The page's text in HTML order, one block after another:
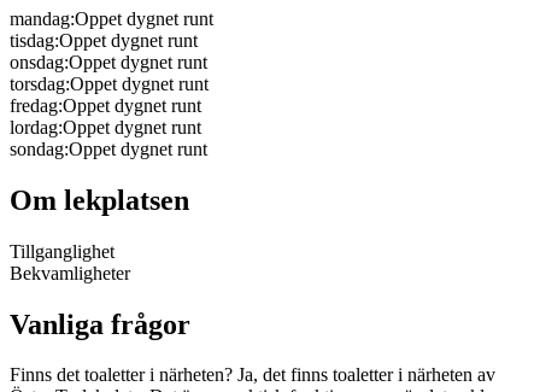
mandag:Oppet dygnet runt
tisdag:Oppet dygnet runt
onsdag:Oppet dygnet runt
torsdag:Oppet dygnet runt
fredag:Oppet dygnet runt
lordag:Oppet dygnet runt
sondag:Oppet dygnet runt
Om lekplatsen
Tillganglighet
Bekvamligheter
Vanliga frågor
Finns det toaletter i närheten? Ja, det finns toaletter i närheten av